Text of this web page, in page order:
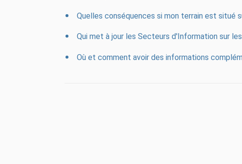
Quelles conséquences si mon terrain est situé
Qui met à jour les Secteurs d'Information sur
Où et comment avoir des informations